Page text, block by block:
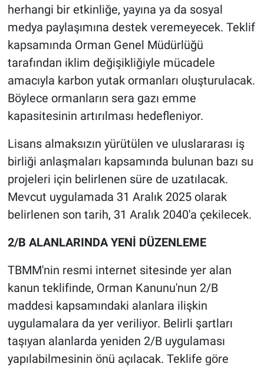
herhangi bir etkinliğe, yayına ya da sosyal
medya paylaşımına destek veremeyecek. Teklif
kapsamında Orman Genel Müdürlüğü
tarafından iklim değişikliğiyle mücadele
amacıyla karbon yutak ormanları oluşturulacak.
Böylece ormanların sera gazı emme
kapasitesinin artırılması hedefleniyor.
Lisans almaksızın yürütülen ve uluslararası iş
birliği anlaşmaları kapsamında bulunan bazı su
projeleri için belirlenen süre de uzatılacak.
Mevcut uygulamada 31 Aralık 2025 olarak
belirlenen son tarih, 31 Aralık 2040'a çekilecek.
2/B ALANLARINDA YENİ DÜZENLEME
TBMM'nin resmi internet sitesinde yer alan
kanun teklifinde, Orman Kanunu'nun 2/B
maddesi kapsamındaki alanlara ilişkin
uygulamalara da yer veriliyor. Belirli şartları
taşıyan alanlarda yeniden 2/B uygulaması
yapılabilmesinin önü açılacak. Teklife göre